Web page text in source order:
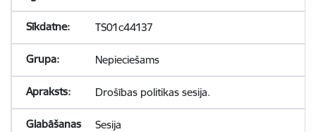
TS01c44137
Nepieciešams
Drošības politikas sesija.
Sesija